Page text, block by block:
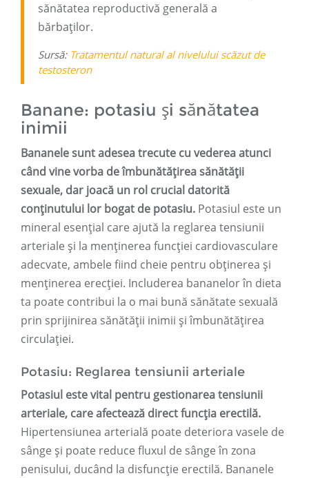
sănătatea reproductivă generală a
bărbaților.
Sursă: Tratamentul natural al nivelului scăzut de
testosteron
Banane: potasiu și sănătatea
inimii
Bananele sunt adesea trecute cu vederea atunci
când vine vorba de îmbunătățirea sănătății
sexuale, dar joacă un rol crucial datorită
conținutului lor bogat de potasiu. Potasiul este un
mineral esențial care ajută la reglarea tensiunii
arteriale și la menținerea funcției cardiovasculare
adecvate, ambele fiind cheie pentru obținerea și
menținerea erecției. Includerea bananelor în dieta
ta poate contribui la o mai bună sănătate sexuală
prin sprijinirea sănătății inimii și îmbunătățirea
circulației.
Potasiu: Reglarea tensiunii arteriale
Potasiul este vital pentru gestionarea tensiunii
arteriale, care afectează direct funcția erectilă.
Hipertensiunea arterială poate deteriora vasele de
sânge și poate reduce fluxul de sânge în zona
penisului, ducând la disfuncție erectilă. Bananele